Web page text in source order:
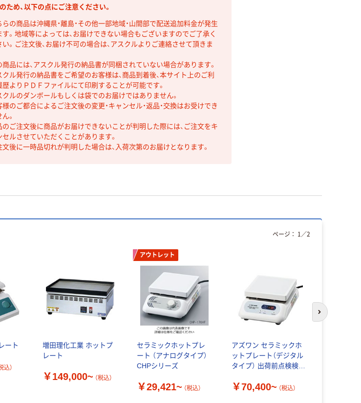
ため、以下の点にご注意ください。
らの商品は沖縄県・離島・その他一部地域・山間部で配送追加料金が発生
す。地域等によっては、お届けできない場合もございますのでご了承く
い。ご注文後、お届け不可の場合は、アスクルよりご連絡させて頂きま
商品には、アスクル発行の納品書が同梱されていない場合があります。
クル発行の納品書をご希望のお客様は、商品到着後、本サイト上のご利
歴よりＰＤＦファイルにて印刷することが可能です。
クルのダンボールもしくは袋でのお届けではありません。
様のご都合によるご注文後の変更・キャンセル・返品・交換はお受けでき
。
のご注文後に商品がお届けできないことが判明した際には、ご注文をキ
セルさせていただくことがあります。
文後に一時品切れが判明した場合は、入荷次第のお届けとなります。
ート
込）
増田理化工業 ホットプ
レート
￥149,000~ （税込）
アウトレット
セラミックホットプレ
ート （アナログタイプ）
CHPシリーズ
￥29,421~ （税込）
アズワン セラミックホ
ットプレート（デジタル
タイプ） 出荷前点検検査
￥70,400~ （税込）
ページ： 1 ／2
次のスライド